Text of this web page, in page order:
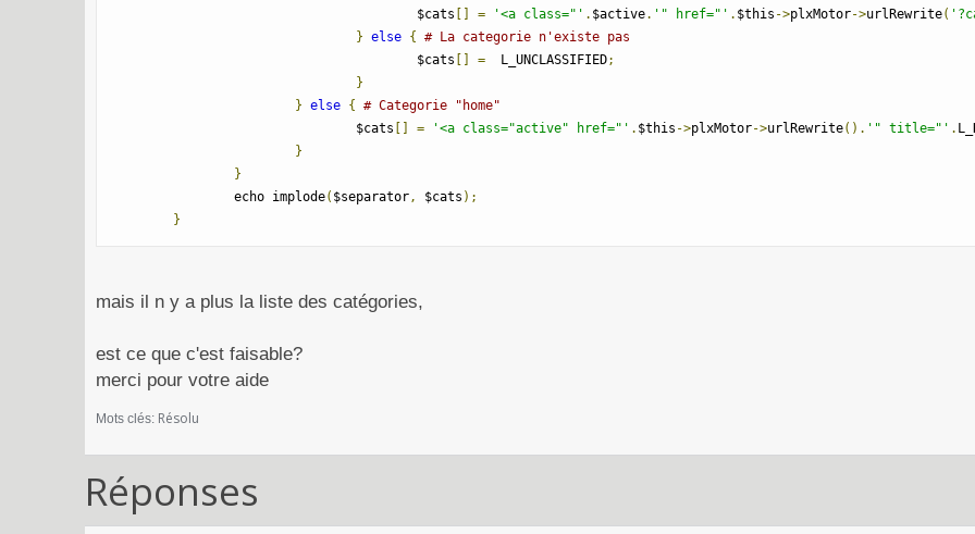
					$cats
[] = '<a class="' . $active. '" href="' . $this ->plxMotor->urlRewrite(
} else { # La categorie n'existe pas
					$cats
[] =
  L_UNCLASSIFIED
;
}
} else { # Categorie "home"
				$cats
[] = '<a class="active" href="' . $this ->plxMotor->urlRewrite(). '" title="' .
}
}
		echo implode
( $separator , $cats );
}
mais il n y a plus la liste des catégories,
est ce que c'est faisable?
merci pour votre aide
Mots clés: Résolu
Réponses